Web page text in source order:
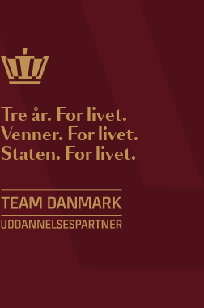
Tre år. For livet.
Venner. For livet.
Staten. For livet.